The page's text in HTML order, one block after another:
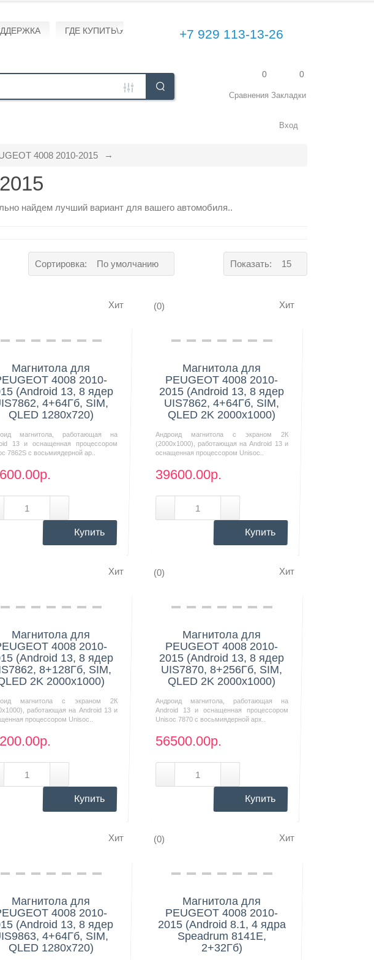
ГДЕ КУПИТЬ\УСТАНОВИТЬ +7 929 113-13-26
0
Закладки
0
Сравнения
Вход
4008 2010-2015
найдем лучший вариант для вашего автомобиля..
Показать: 15
Сортировка: По умолчанию
Хит
Нашли дешевле?
Магнитола для
4008 2010-
(Android 13, 8 ядер
4+64Гб, SIM,
QLED 1280x720)
магнитола, работающая на
13 и оснащенная процессором
7862S с восьмиядерной ар..
Купить
(0) Хит
Нашли дешевле?
Магнитола для
PEUGEOT 4008 2010-
2015 (Android 13, 8 ядер
UIS7862, 4+64Гб, SIM,
QLED 2K 2000x1000)
Андроид магнитола с экраном 2К
(2000х1000), работающая на Android 13 и
оснащенная процессором Unisoc..
39600.00р.
Купить
Хит
Нашли дешевле?
Магнитола для
4008 2010-
(Android 13, 8 ядер
8+128Гб, SIM,
2K 2000x1000)
магнитола с экраном 2К
работающая на Android 13 и
процессором Unisoc..
Купить
(0) Хит
Нашли дешевле?
Магнитола для
PEUGEOT 4008 2010-
2015 (Android 13, 8 ядер
UIS7870, 8+256Гб, SIM,
QLED 2K 2000x1000)
Андроид магнитола, работающая на
Android 13 и оснащенная процессором
Unisoc 7870 с восьмиядерной арх..
56500.00р.
Купить
Хит
Нашли дешевле?
Магнитола для
4008 2010-
(Android 13, 8 ядер
4+64Гб, SIM,
QLED 1280x720)
(0) Хит
Нашли дешевле?
Магнитола для
PEUGEOT 4008 2010-
2015 (Android 8.1, 4 ядра
Speadrum 8141E,
2+32Гб)